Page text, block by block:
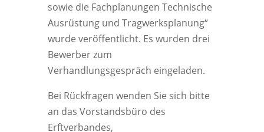
sowie die Fachplanungen Technische
Ausrüstung und Tragwerksplanung“
wurde veröffentlicht. Es wurden drei
Bewerber zum
Verhandlungsgespräch eingeladen.
Bei Rückfragen wenden Sie sich bitte
an das Vorstandsbüro des
Erftverbandes,